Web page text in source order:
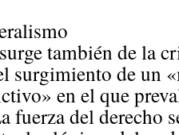
también de la
surgimiento de un
en el que
fuerza del derecho